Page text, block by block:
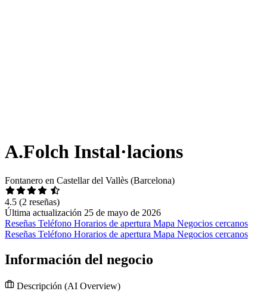
A.Folch Instal·lacions
Fontanero en Castellar del Vallès (Barcelona)
4.5 (2 reseñas)
Última actualización 25 de mayo de 2026
Reseñas Teléfono Horarios de apertura Mapa Negocios cercanos
Reseñas Teléfono Horarios de apertura Mapa Negocios cercanos
Información del negocio
Descripción (AI Overview)